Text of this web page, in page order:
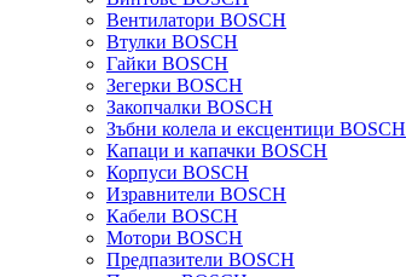
Вентилатори BOSCH
Втулки BOSCH
Гайки BOSCH
Зегерки BOSCH
Закопчалки BOSCH
Зъбни колела и ексцентици BOSCH
Капаци и капачки BOSCH
Корпуси BOSCH
Изравнители BOSCH
Кабели BOSCH
Мотори BOSCH
Предпазители BOSCH